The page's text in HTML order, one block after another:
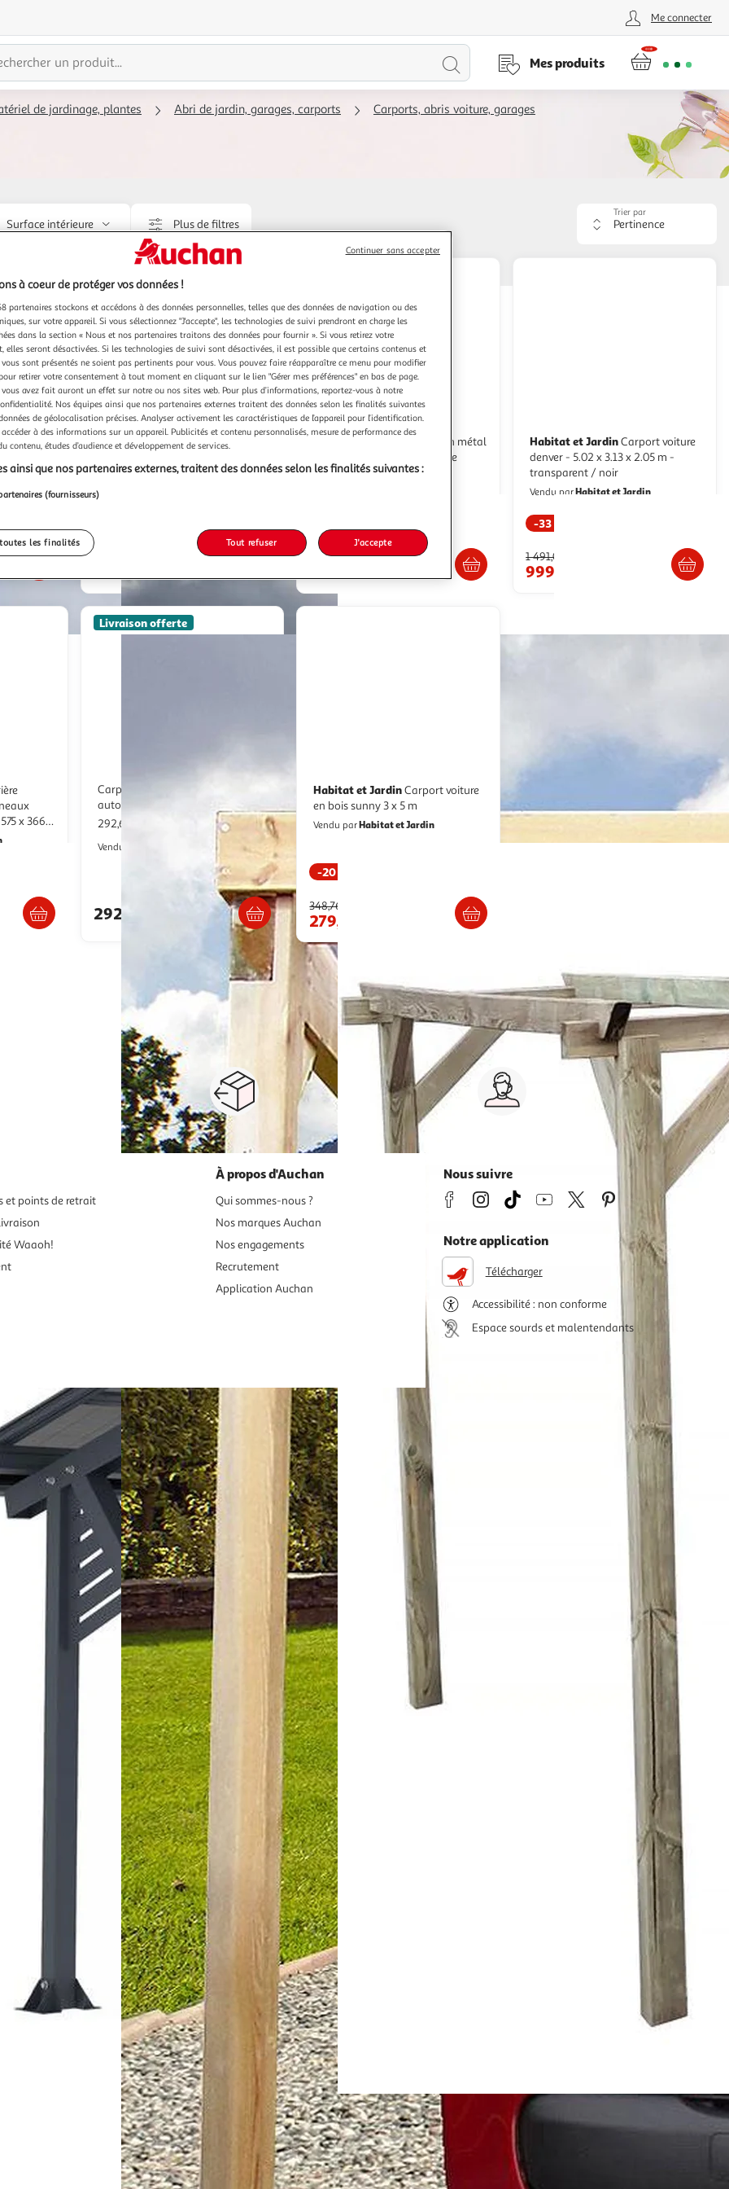
Me connecter
Lancer
la
Mes produits
de jardinage, plantes Abri de jardin, garages, carports Carports, abris voiture, garages
Surface intérieure Plus de filtres
Appliquer
Trier par
semaines
Garage toile / 18,60 m²
433,00€
Habitat et Jardin
houston 18,56m² - anthracite
Habitat et Jardin
Livraison dès 7/8 jours
1 447,82€
Habitat et JardinCarport voiture
denver - 5.02 x 3.13 x 2.05 m -
transparent / noir
Vendu parHabitat et Jardin
-33 %
1 491,05€
999,00€
x 366
Livraison offerte
Carport toit plat - Bois traité
autoclave - Toit plat - 4 m²
292,63€ / pce
Vendu par
Livraison dès 1/2 semaines
292,63€
Habitat et JardinCarport voiture
en bois sunny 3 x 5 m
Vendu parHabitat et Jardin
-20 %
348,76€
279,00€
Paiement sécurisé en ligne
Retour produits : 30 jours
pour changer d’avis
Service client 7j/7
03 59 30 59 30
8h>21h, dimanche 8h30>13h
et points de retrait
Waaoh!
À propos d'Auchan
Qui sommes-nous ?
Nos marques Auchan
Nos engagements
Recrutement
Application Auchan
Nous suivre
Notre application
Télécharger
Accessibilité : non conforme
Espace sourds et malentendants
aux mineurs de moins de 18 ans
en ligne.
des offres et promotions Gérer mes préférences Politique de confidentialité
Auchan 2026 © Tous droits réservés
à coeur de protéger vos données !
partenaires stockons et accédons à des données personnelles, telles que des données de navigation ou des
sur votre appareil. Si vous sélectionnez "J'accepte", les technologies de suivi prendront en charge les
dans la section « Nous et nos partenaires traitons des données pour fournir ». Si vous retirez votre
elles seront désactivées. Si les technologies de suivi sont désactivées, il est possible que certains contenus et
sont présentés ne soient pas pertinents pour vous. Vous pouvez faire réapparaître ce menu pour modifier
retirer votre consentement à tout moment en cliquant sur le lien "Gérer mes préférences" en bas de page.
vous avez fait auront un effet sur notre ou nos sites web. Pour plus d’informations, reportez-vous à notre
Nos équipes ainsi que nos partenaires externes traitent des données selon les finalités suivantes
de géolocalisation précises. Analyser activement les caractéristiques de l’appareil pour l’identification.
à des informations sur un appareil. Publicités et contenu personnalisés, mesure de performance des
contenu, études d’audience et développement de services.
ainsi que nos partenaires externes, traitent des données selon les finalités suivantes :
(fournisseurs)
les finalités Tout refuser J'accepte
Continuer sans accepter